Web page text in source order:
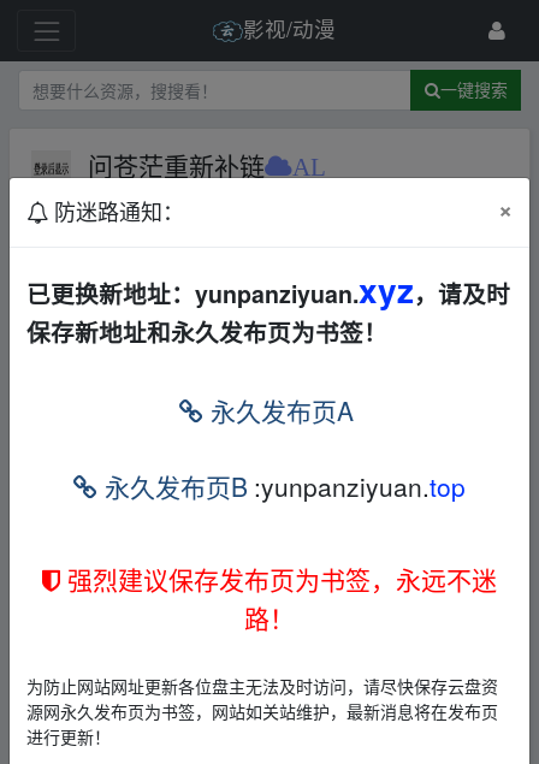
影视/动漫
一键搜索
问苍茫重新补链 AL
1 级 大大大大大大大大大
▪fr‥om w_ww.y un pan▪zi、yu‥an.xy_z
▪fr‥om w_ww.y un pan▪zi、yu‥an.xy_z
介绍展示帖子，本站不存储任何实质资源数据
。
2，本文内容仅代表作者本人观点，不代表本网站立场，作
所有！其实际管理权为帖子发布者所有，本站无法操作相
关资源。
4，如您认为本站任何介绍帖侵犯了您的合法版权，请点击
版权投诉
防迷路通知： ×
已更换新地址：yunpanziyuan.xyz，请及时
保存新地址和永久发布页为书签！
永久发布页A
永久发布页B :yunpanziyuan.top
强烈建议保存发布页为书签，永远不迷
路！
为防止网站网址更新各位盘主无法及时访问，请尽快保存云盘资
源网永久发布页为书签，网站如关站维护，最新消息将在发布页
进行更新！